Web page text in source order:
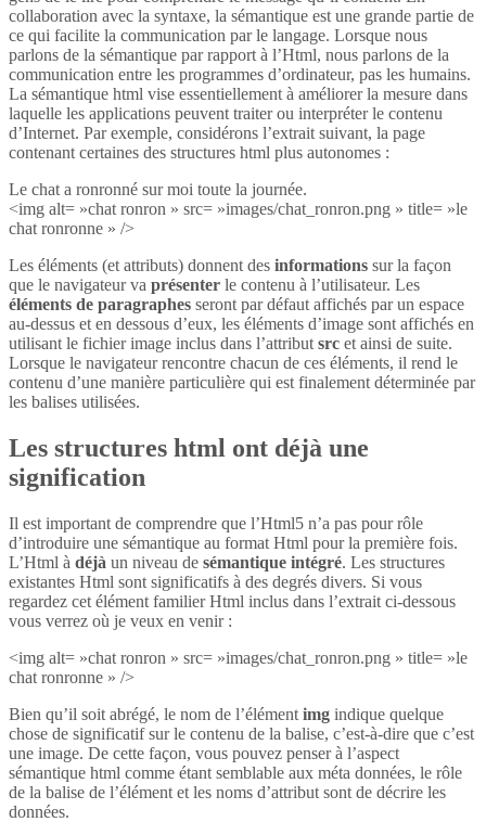
collaboration avec la syntaxe, la sémantique est une grande partie de
ce qui facilite la communication par le langage. Lorsque nous
parlons de la sémantique par rapport à l’Html, nous parlons de la
communication entre les programmes d’ordinateur, pas les humains.
La sémantique html vise essentiellement à améliorer la mesure dans
laquelle les applications peuvent traiter ou interpréter le contenu
d’Internet. Par exemple, considérons l’extrait suivant, la page
contenant certaines des structures html plus autonomes :
Le chat a ronronné sur moi toute la journée.
<img alt= »chat ronron » src= »images/chat_ronron.png » title= »le
chat ronronne » />
Les éléments (et attributs) donnent des informations sur la façon
que le navigateur va présenter le contenu à l’utilisateur. Les
éléments de paragraphes seront par défaut affichés par un espace
au-dessus et en dessous d’eux, les éléments d’image sont affichés en
utilisant le fichier image inclus dans l’attribut src et ainsi de suite.
Lorsque le navigateur rencontre chacun de ces éléments, il rend le
contenu d’une manière particulière qui est finalement déterminée par
les balises utilisées.
Les structures html ont déjà une
signification
Il est important de comprendre que l’Html5 n’a pas pour rôle
d’introduire une sémantique au format Html pour la première fois.
L’Html à déjà un niveau de sémantique intégré. Les structures
existantes Html sont significatifs à des degrés divers. Si vous
regardez cet élément familier Html inclus dans l’extrait ci-dessous
vous verrez où je veux en venir :
<img alt= »chat ronron » src= »images/chat_ronron.png » title= »le
chat ronronne » />
Bien qu’il soit abrégé, le nom de l’élément img indique quelque
chose de significatif sur le contenu de la balise, c’est-à-dire que c’est
une image. De cette façon, vous pouvez penser à l’aspect
sémantique html comme étant semblable aux méta données, le rôle
de la balise de l’élément et les noms d’attribut sont de décrire les
données.